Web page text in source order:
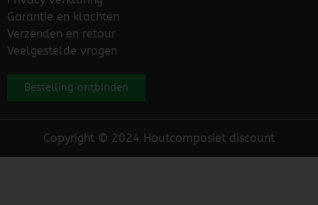
Garantie en klachten
Verzenden en retour
Veelgestelde vragen
Bestelling ontbinden
Copyright © 2024 Houtcomposiet discount